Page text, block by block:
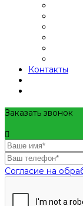
Контакты
Заказать звонок
Согласие на